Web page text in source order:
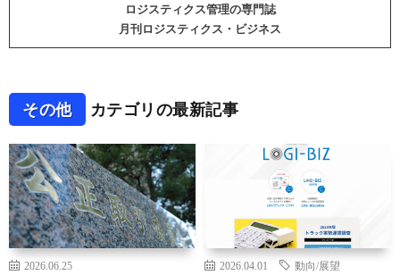
ロジスティクス管理の専門誌
月刊ロジスティクス・ビジネス
その他 カテゴリの最新記事
2026.06.25
2026.04.01 動向/展望